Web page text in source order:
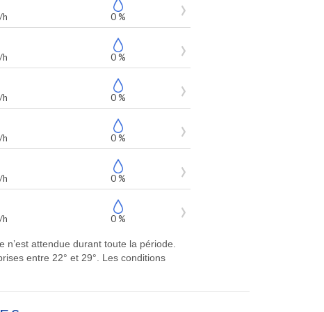
h 0 %
h 0 %
h 0 %
h 0 %
h 0 %
h 0 %
attendue durant toute la période.
entre 22° et 29°. Les conditions